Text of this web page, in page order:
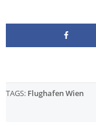
TAGS: Flughafen Wien